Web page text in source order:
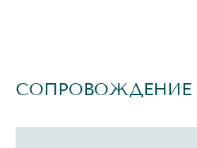
СОПРОВОЖДЕНИЕ